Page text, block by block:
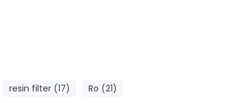
resin filter (17)
Ro (21)